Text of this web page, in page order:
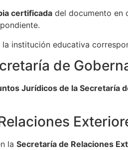
certificada del documento en
la institución educativa
de
Jurídicos de la Secretaría
la Secretaría de Relaciones